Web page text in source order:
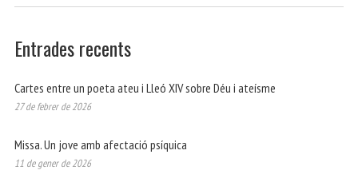
Entrades recents
Cartes entre un poeta ateu i Lleó XIV sobre Déu i ateísme
27 de febrer de 2026
Missa. Un jove amb afectació psíquica
11 de gener de 2026